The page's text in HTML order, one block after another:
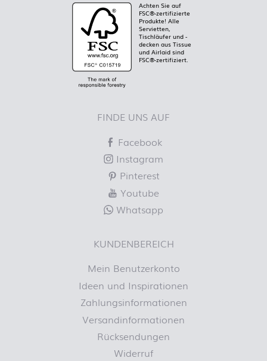
Achten Sie auf
FSC®-zertifizierte
Produkte! Alle
Servietten,
Tischläufer und -
decken aus Tissue
und Airlaid sind
FSC®-zertifiziert.
FINDE UNS AUF
Facebook
Instagram
Pinterest
Youtube
Whatsapp
KUNDENBEREICH
Mein Benutzerkonto
Ideen und Inspirationen
Zahlungsinformationen
Versandinformationen
Rücksendungen
Widerruf